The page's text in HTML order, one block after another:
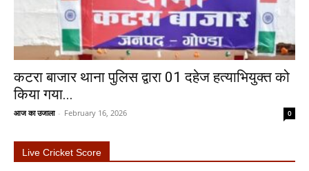
कटरा बाजार थाना पुलिस द्वारा 01 दहेज हत्याभियुक्त को
किया गया...
आज का उजाला - February 16, 2026 0
Live Cricket Score